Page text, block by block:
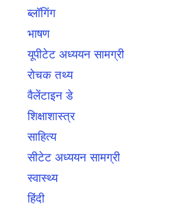
ब्लॉगिंग
भाषण
यूपीटेट अध्ययन सामग्री
रोचक तथ्य
वैलेंटाइन डे
शिक्षाशास्त्र
साहित्य
सीटेट अध्ययन सामग्री
स्वास्थ्य
हिंदी